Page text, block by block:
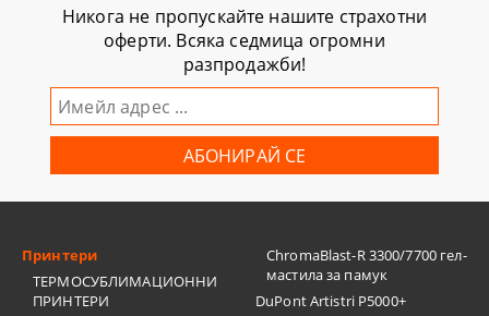
Никога не пропускайте нашите страхотни
оферти. Всяка седмица огромни
разпродажби!
Принтери
ТЕРМОСУБЛИМАЦИОННИ
ПРИНТЕРИ
ChromaBlast-R 3300/7700 гел-
мастила за памук
DuPont Artistri P5000+